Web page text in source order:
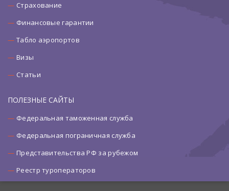
Страхование
Финансовые гарантии
Табло аэропортов
Визы
Статьи
ПОЛЕЗНЫЕ САЙТЫ
Федеральная таможенная служба
Федеральная пограничная служба
Представительства РФ за рубежом
Реестр туроператоров